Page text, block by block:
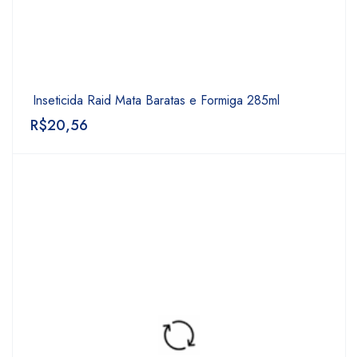
Inseticida Raid Mata Baratas e Formiga 285ml
R$20,56